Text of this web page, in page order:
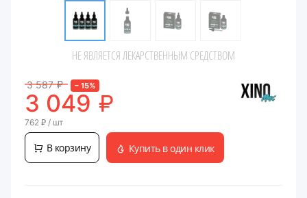
НЕ ЯВЛЯЕТСЯ ЛЕКАРСТВЕННЫМ СРЕДСТВОМ
3 587 ₽ – 15%
3 049 ₽
762 ₽ / шт
В корзину Купить в один клик